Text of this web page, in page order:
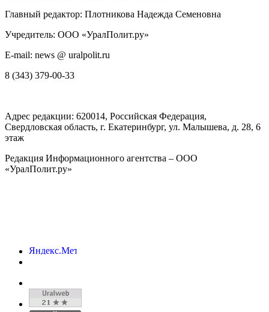
Главный редактор: Плотникова Надежда Семеновна
Учредитель: ООО «УралПолит.ру»
E-mail: news @ uralpolit.ru
8 (343) 379-00-33
Адрес редакции: 620014, Российская Федерация,
Свердловская область, г. Екатеринбург, ул. Малышева, д. 28, 6
этаж
Редакция Информационного агентства – ООО
«УралПолит.ру»